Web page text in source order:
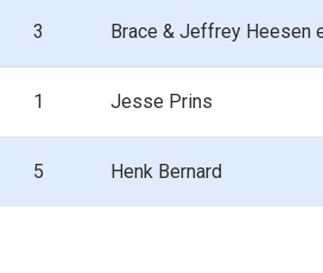
3 Brace & Jeffrey Heesen
1 Jesse Prins
5 Henk Bernard